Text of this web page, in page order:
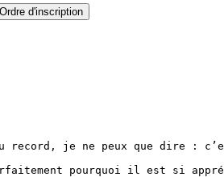
Ordre d'inscription
record, je ne peux que dire :
pourquoi il est si